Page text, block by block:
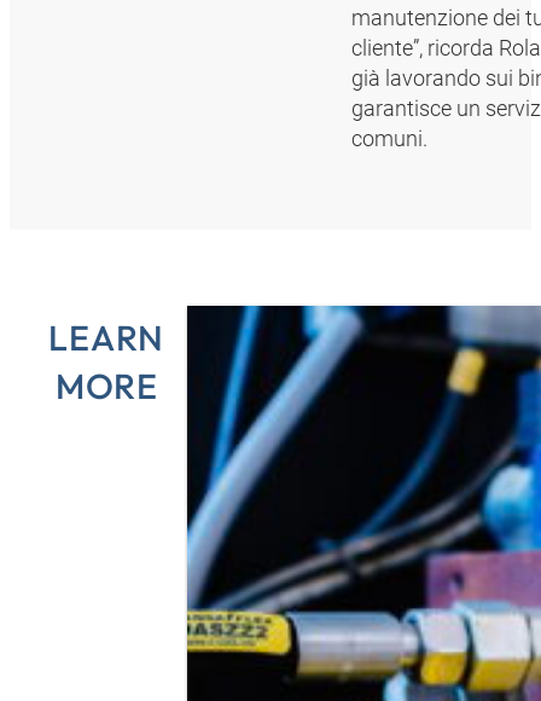
manutenzione dei
cliente”, ricorda
già lavorando sui
garantisce un
comuni.
LEARN
MORE